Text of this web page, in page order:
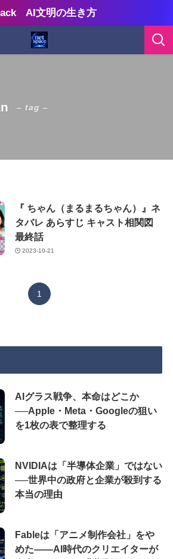
AI文明の生き方
– tag –
『 ちゃん（まるまるちゃん）』ネ
タバレ あらすじ キャスト相関図
最終話
2023-10-21
1
AIグラス戦争、本命はどこか
──Apple・Meta・Googleの狙い
を1枚の表で整理する
NVIDIAは「半導体企業」ではない
──世界中の政府と企業が殺到する
本当の理由
Fableは「アニメ制作会社」をや
めた――AI時代のクリエイターが